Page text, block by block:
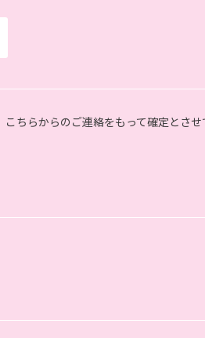
ちらからのご連絡をもって確定とさせ